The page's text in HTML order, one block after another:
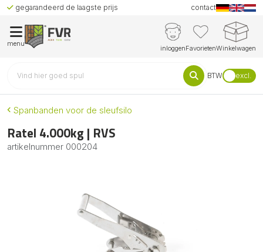
gegarandeerd de laagste prijs contact
menu
inloggenFavorietenWinkelwagen
BTW excl.
Spanbanden voor de sleufsilo
Ratel 4.000kg | RVS
artikelnummer 000204